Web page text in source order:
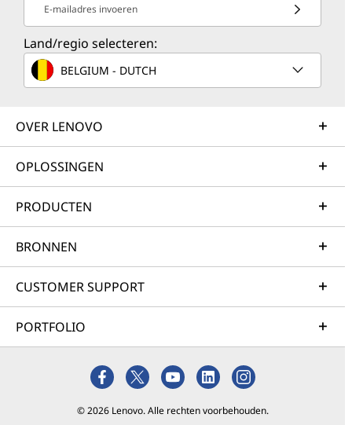
E-mailadres invoeren
Land/regio selecteren:
BELGIUM - DUTCH
OVER LENOVO
OPLOSSINGEN
PRODUCTEN
BRONNEN
CUSTOMER SUPPORT
PORTFOLIO
© 2026 Lenovo. Alle rechten voorbehouden.